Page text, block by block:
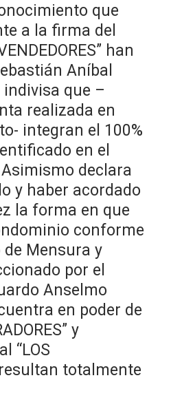
que
a la firma del
han
Aníbal
que –
realizada en
integran el 100%
en el
declara
y haber acordado
la forma en que
conforme
Mensura y
por el
Anselmo
en poder de
y
“LOS
resultan totalmente